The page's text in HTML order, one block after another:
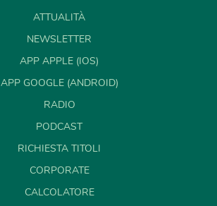
ATTUALITÀ
NEWSLETTER
APP APPLE (IOS)
APP GOOGLE (ANDROID)
RADIO
PODCAST
RICHIESTA TITOLI
CORPORATE
CALCOLATORE